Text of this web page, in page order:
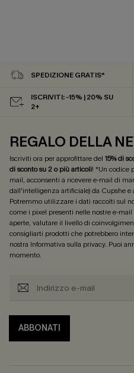
SPEDIZIONE GRATIS*
ISCRIVITI: -15% | 20% SU
2+
REGALO DELLA
Iscriviti ora per approfittare del 15% di
di sconto su 2 o più articoli! *Un codice
mail, acconsenti a ricevere e-mail di
dall'intelligenza artificiale) da Cupshe e
Potremmo utilizzare i dati raccolti sul
come i pixel presenti nelle nostre e-
aperte, valutare il livello di
consigliarti prodotti che potrebbero
nostra Informativa sulla privacy. Puoi
momento.
ABBONATI